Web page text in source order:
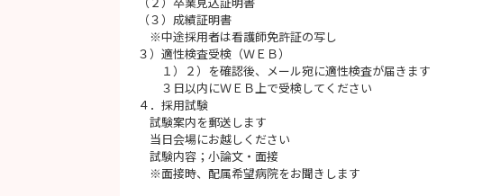
（３）成績証明書
※中途採用者は看護師免許証の写し
３）適性検査受検（ＷＥＢ）
１）２）を確認後、メール宛に適性検査が届きます
３日以内にＷＥＢ上で受検してください
４．採用試験
試験案内を郵送します
当日会場にお越しください
試験内容；小論文・面接
※面接時、配属希望病院をお聞きします